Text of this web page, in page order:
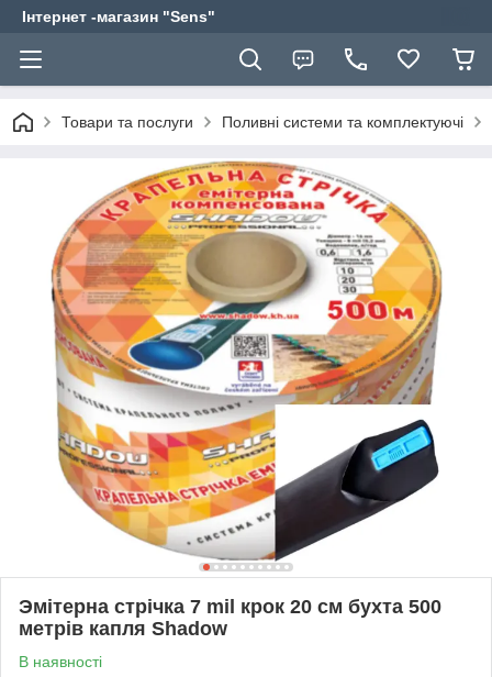
Інтернет -магазин "Sens"
Товари та послуги Поливні системи та комплектуючі
Эмітерна стрічка 7 mil крок 20 см бухта 500
метрів капля Shadow
В наявності